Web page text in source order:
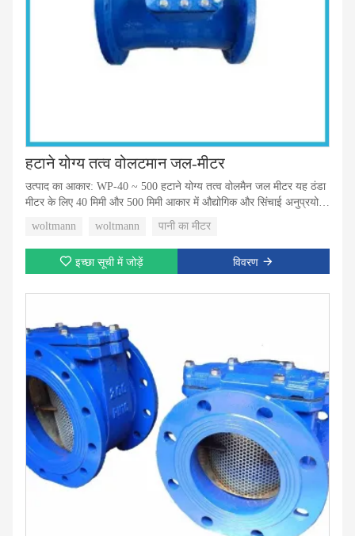
हटाने योग्य तत्व वोलटमान जल-मीटर
उत्पाद का आकार: WP-40 ~ 500 हटाने योग्य तत्व वोलमैन जल मीटर यह ठंडा
मीटर के लिए 40 मिमी और 500 मिमी आकार में औद्योगिक और सिंचाई अनुप्रयोग
के लिए एक टरबाइन हटाने योग्य तत्व वोलटमैन जल मीटर है।
woltmann woltmann पानी का मीटर
इच्छा सूची में जोड़ें विवरण